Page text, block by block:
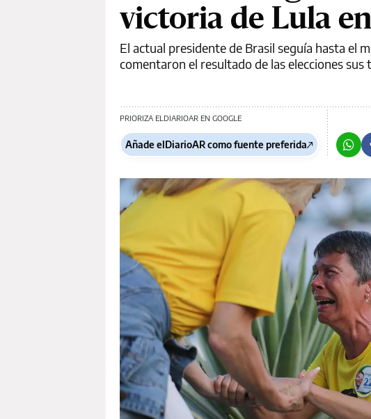
victoria de Lula
El actual presidente de Brasil seguía hasta el
comentaron el resultado de las elecciones
PRIORIZA ELDIARIOAR EN GOOGLE
Añade elDiarioAR como fuente preferida